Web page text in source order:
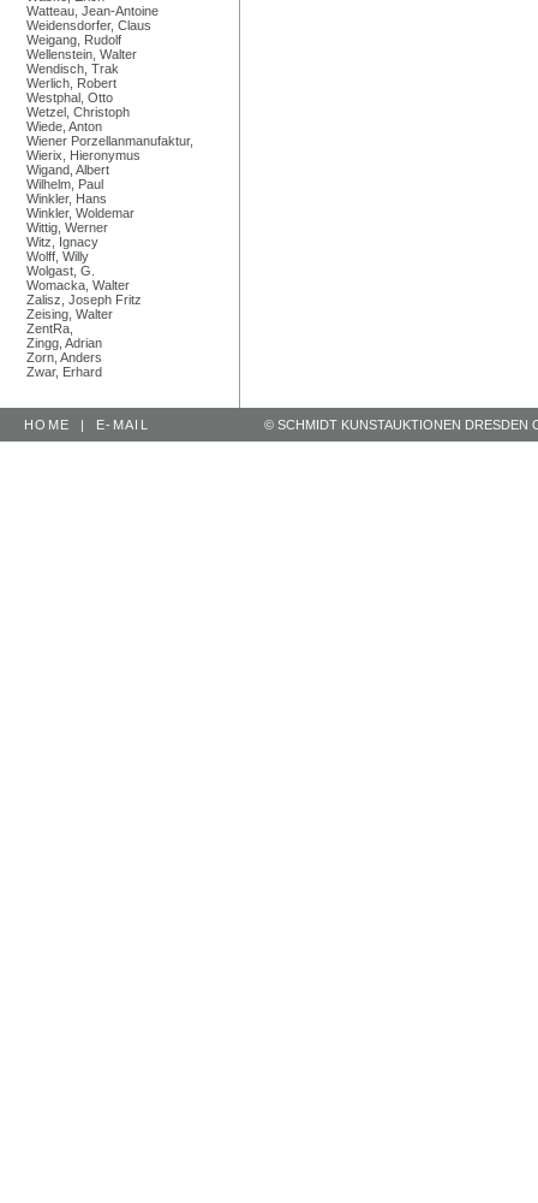
Watteau, Jean-Antoine
Weidensdorfer, Claus
Weigang, Rudolf
Wellenstein, Walter
Wendisch, Trak
Werlich, Robert
Westphal, Otto
Wetzel, Christoph
Wiede, Anton
Wiener Porzellanmanufaktur,
Wierix, Hieronymus
Wigand, Albert
Wilhelm, Paul
Winkler, Hans
Winkler, Woldemar
Wittig, Werner
Witz, Ignacy
Wolff, Willy
Wolgast, G.
Womacka, Walter
Zalisz, Joseph Fritz
Zeising, Walter
ZentRa,
Zingg, Adrian
Zorn, Anders
Zwar, Erhard
HOME | E-MAIL © SCHMIDT KUNSTAUKTIONEN DRESDEN